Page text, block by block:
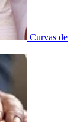
Curvas de